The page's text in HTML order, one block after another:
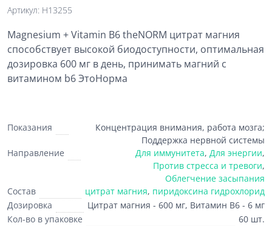
Артикул: H13255
Magnesium + Vitamin B6 theNORM цитрат магния
способствует высокой биодоступности, оптимальная
дозировка 600 мг в день, принимать магний с
витамином b6 ЭтоНорма
Показания
Концентрация внимания, работа мозга;
Поддержка нервной системы
Направление
Для иммунитета, Для энергии,
Против стресса и тревоги,
Облегчение засыпания
Состав
цитрат магния, пиридоксина гидрохлорид
Дозировка
Цитрат магния - 600 мг, Витамин В6 - 6 мг
Кол-во в упаковке
60 шт.